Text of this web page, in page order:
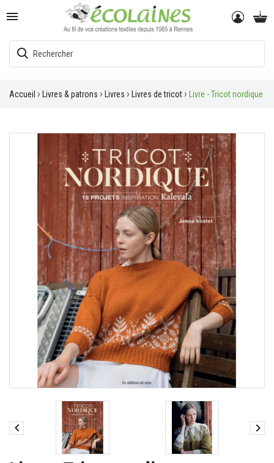

Accueil Livres & patrons Livres Livres de tricot Livre - Tricot nordique
 